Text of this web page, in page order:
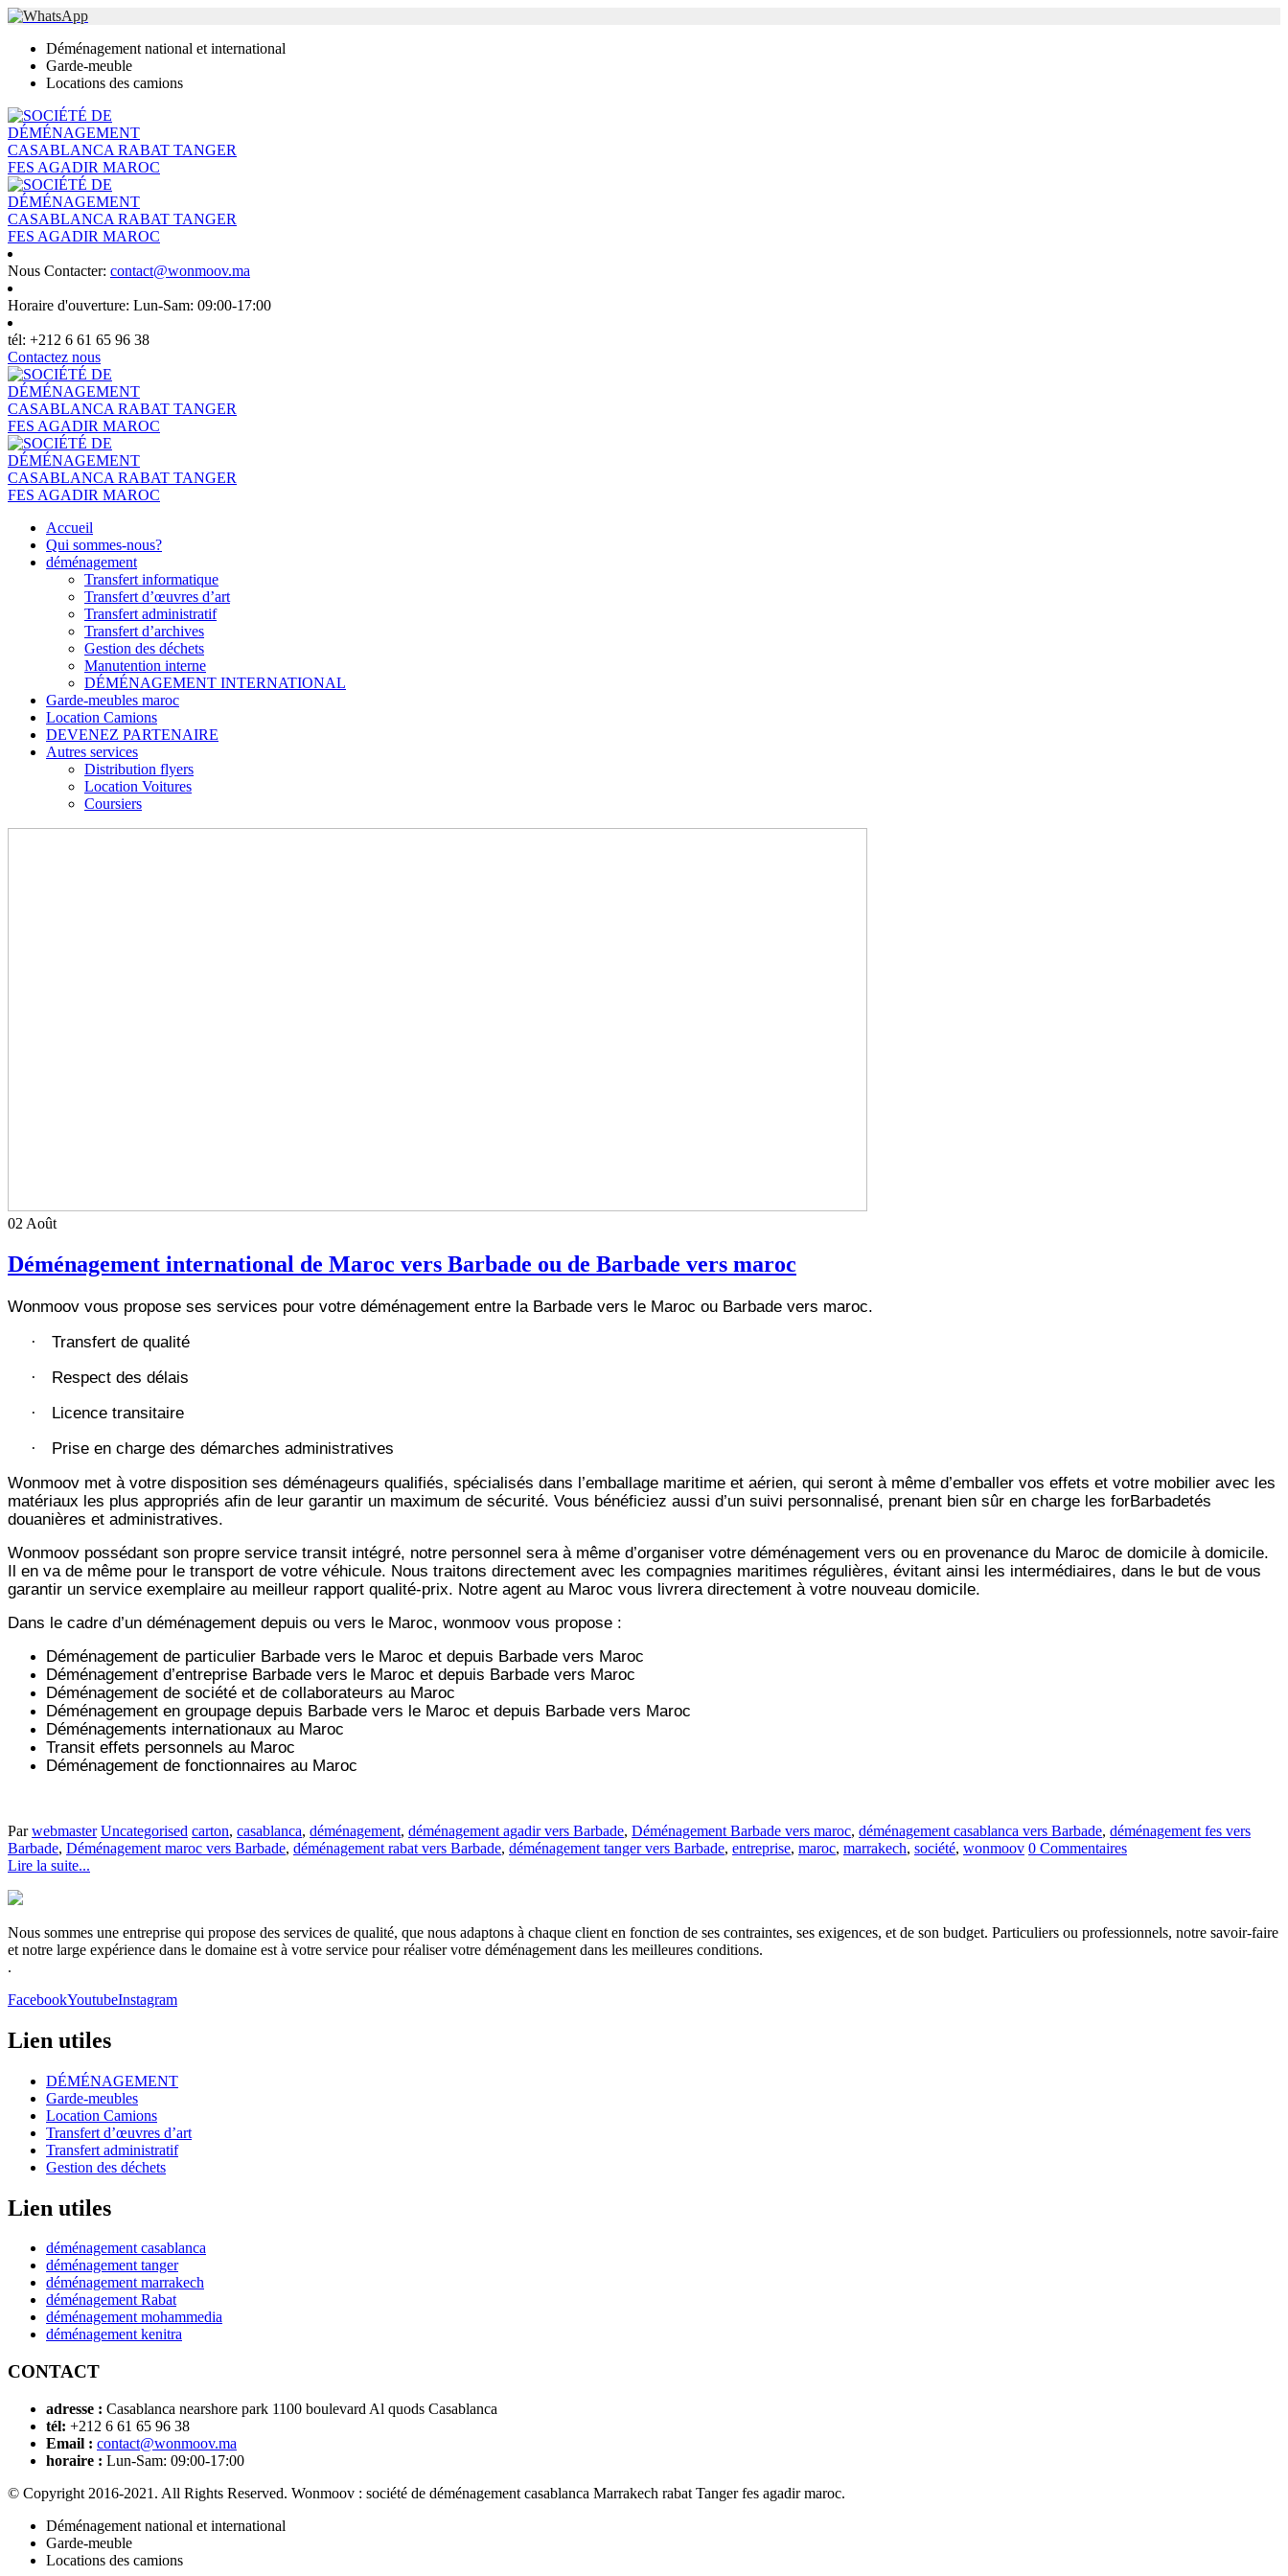
Déménagement national et international
Garde-meuble
Locations des camions
Nous Contacter: contact@wonmoov.ma
Horaire d'ouverture: Lun-Sam: 09:00-17:00
tél: +212 6 61 65 96 38
Contactez nous
Accueil
Qui sommes-nous?
déménagement
Transfert informatique
Transfert d’œuvres d’art
Transfert administratif
Transfert d’archives
Gestion des déchets
Manutention interne
DÉMÉNAGEMENT INTERNATIONAL
Garde-meubles maroc
Location Camions
DEVENEZ PARTENAIRE
Autres services
Distribution flyers
Location Voitures
Coursiers
02 Août
Déménagement international de Maroc vers Barbade ou de Barbade vers maroc
Wonmoov vous propose ses services pour votre déménagement entre la Barbade vers le Maroc ou Barbade vers maroc.
· Transfert de qualité
· Respect des délais
· Licence transitaire
·
Prise en charge des démarches administratives
Wonmoov met à votre disposition ses déménageurs qualifiés, spécialisés dans l’emballage maritime et aérien, qui seront à même d’emballer vos effets et votre mobilier avec les
matériaux les plus appropriés afin de leur garantir un maximum de sécurité. Vous bénéficiez aussi d’un suivi personnalisé, prenant bien sûr en charge les forBarbadetés
douanières et administratives.
Wonmoov possédant son propre service transit intégré, notre personnel sera à même d’organiser votre déménagement vers ou en provenance du Maroc de domicile à domicile.
Il en va de même pour le transport de votre véhicule. Nous traitons directement avec les compagnies maritimes régulières, évitant ainsi les intermédiaires, dans le but de vous
garantir un service exemplaire au meilleur rapport qualité-prix. Notre agent au Maroc vous livrera directement à votre nouveau domicile.
Dans le cadre d’un déménagement depuis ou vers le Maroc, wonmoov vous propose :
Déménagement de particulier Barbade vers le Maroc et depuis Barbade vers Maroc
Déménagement d’entreprise Barbade vers le Maroc et depuis Barbade vers Maroc
Déménagement de société et de collaborateurs au Maroc
Déménagement en groupage depuis Barbade vers le Maroc et depuis Barbade vers Maroc
Déménagements internationaux au Maroc
Transit effets personnels au Maroc
Déménagement de fonctionnaires au Maroc
Parwebmaster Uncategorised carton, casablanca, déménagement, déménagement agadir vers Barbade, Déménagement Barbade vers maroc, déménagement casablanca vers Barbade, déménagement fes vers
Barbade, Déménagement maroc vers Barbade, déménagement rabat vers Barbade, déménagement tanger vers Barbade, entreprise, maroc, marrakech, société, wonmoov 0 Commentaires
Lire la suite...
Nous sommes une entreprise qui propose des services de qualité, que nous adaptons à chaque client en fonction de ses contraintes, ses exigences, et de son budget. Particuliers ou professionnels, notre savoir-faire
et notre large expérience dans le domaine est à votre service pour réaliser votre déménagement dans les meilleures conditions.
.
FacebookYoutubeInstagram
Lien utiles
DÉMÉNAGEMENT
Garde-meubles
Location Camions
Transfert d’œuvres d’art
Transfert administratif
Gestion des déchets
Lien utiles
déménagement casablanca
déménagement tanger
déménagement marrakech
déménagement Rabat
déménagement mohammedia
déménagement kenitra
CONTACT
adresse : Casablanca nearshore park 1100 boulevard Al quods Casablanca
tél: +212 6 61 65 96 38
Email : contact@wonmoov.ma
horaire : Lun-Sam: 09:00-17:00
© Copyright 2016-2021. All Rights Reserved. Wonmoov : société de déménagement casablanca Marrakech rabat Tanger fes agadir maroc.
Déménagement national et international
Garde-meuble
Locations des camions